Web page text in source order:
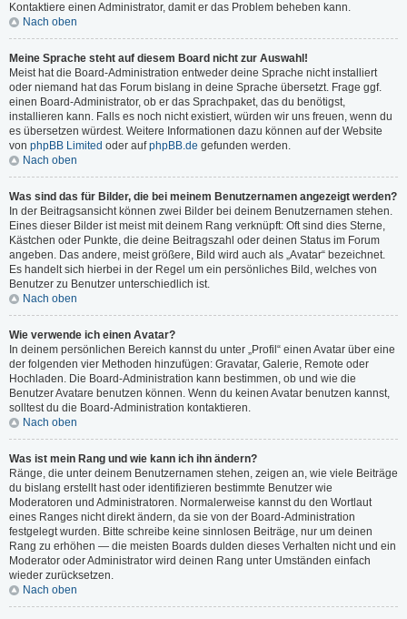
Kontaktiere einen Administrator, damit er das Problem beheben kann.
Nach oben
Meine Sprache steht auf diesem Board nicht zur Auswahl!
Meist hat die Board-Administration entweder deine Sprache nicht installiert
oder niemand hat das Forum bislang in deine Sprache übersetzt. Frage ggf.
einen Board-Administrator, ob er das Sprachpaket, das du benötigst,
installieren kann. Falls es noch nicht existiert, würden wir uns freuen, wenn du
es übersetzen würdest. Weitere Informationen dazu können auf der Website
von phpBB Limited oder aufphpBB.de gefunden werden.
Nach oben
Was sind das für Bilder, die bei meinem Benutzernamen angezeigt werden?
In der Beitragsansicht können zwei Bilder bei deinem Benutzernamen stehen.
Eines dieser Bilder ist meist mit deinem Rang verknüpft: Oft sind dies Sterne,
Kästchen oder Punkte, die deine Beitragszahl oder deinen Status im Forum
angeben. Das andere, meist größere, Bild wird auch als „Avatar“ bezeichnet.
Es handelt sich hierbei in der Regel um ein persönliches Bild, welches von
Benutzer zu Benutzer unterschiedlich ist.
Nach oben
Wie verwende ich einen Avatar?
In deinem persönlichen Bereich kannst du unter „Profil“ einen Avatar über eine
der folgenden vier Methoden hinzufügen: Gravatar, Galerie, Remote oder
Hochladen. Die Board-Administration kann bestimmen, ob und wie die
Benutzer Avatare benutzen können. Wenn du keinen Avatar benutzen kannst,
solltest du die Board-Administration kontaktieren.
Nach oben
Was ist mein Rang und wie kann ich ihn ändern?
Ränge, die unter deinem Benutzernamen stehen, zeigen an, wie viele Beiträge
du bislang erstellt hast oder identifizieren bestimmte Benutzer wie
Moderatoren und Administratoren. Normalerweise kannst du den Wortlaut
eines Ranges nicht direkt ändern, da sie von der Board-Administration
festgelegt wurden. Bitte schreibe keine sinnlosen Beiträge, nur um deinen
Rang zu erhöhen — die meisten Boards dulden dieses Verhalten nicht und ein
Moderator oder Administrator wird deinen Rang unter Umständen einfach
wieder zurücksetzen.
Nach oben